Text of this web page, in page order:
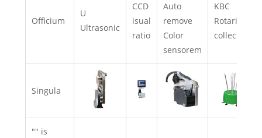
Officium
U
Ultrasonic
CCD
isual
ratio
Auto
remove
Color
sensorem
KBC
Rotarium
collector
Singula
"" is